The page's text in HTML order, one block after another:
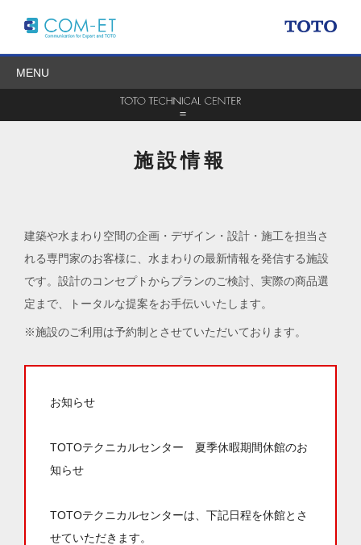
MENU
施設情報
建築や水まわり空間の企画・デザイン・設計・施工を担当さ
れる専門家のお客様に、水まわりの最新情報を発信する施設
です。設計のコンセプトからプランのご検討、実際の商品選
定まで、トータルな提案をお手伝いいたします。
※施設のご利用は予約制とさせていただいております。
お知らせ
TOTOテクニカルセンター 夏季休暇期間休館のお
知らせ
TOTOテクニカルセンターは、下記日程を休館とさ
せていただきます。